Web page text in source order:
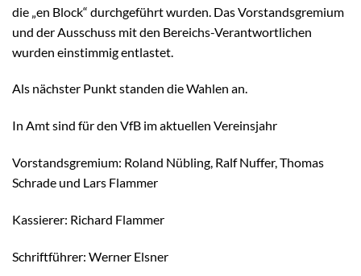
die „en Block“ durchgeführt wurden. Das Vorstandsgremium
und der Ausschuss mit den Bereichs-Verantwortlichen
wurden einstimmig entlastet.
Als nächster Punkt standen die Wahlen an.
In Amt sind für den VfB im aktuellen Vereinsjahr
Vorstandsgremium: Roland Nübling, Ralf Nuffer, Thomas
Schrade und Lars Flammer
Kassierer: Richard Flammer
Schriftführer: Werner Elsner